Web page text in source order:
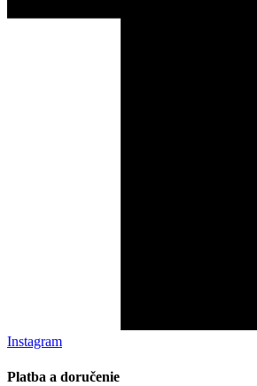
Instagram
Platba a doručenie